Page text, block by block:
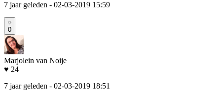
7 jaar geleden - 02-03-2019 15:59
0
Marjolein van Noije
♥ 24
7 jaar geleden - 02-03-2019 18:51